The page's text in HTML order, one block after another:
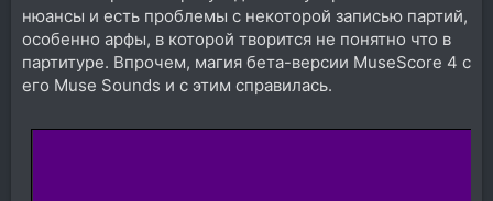
нюансы и есть проблемы с некоторой записью партий,
особенно арфы, в которой творится не понятно что в
партитуре. Впрочем, магия бета-версии MuseScore 4 с
его Muse Sounds и с этим справилась.